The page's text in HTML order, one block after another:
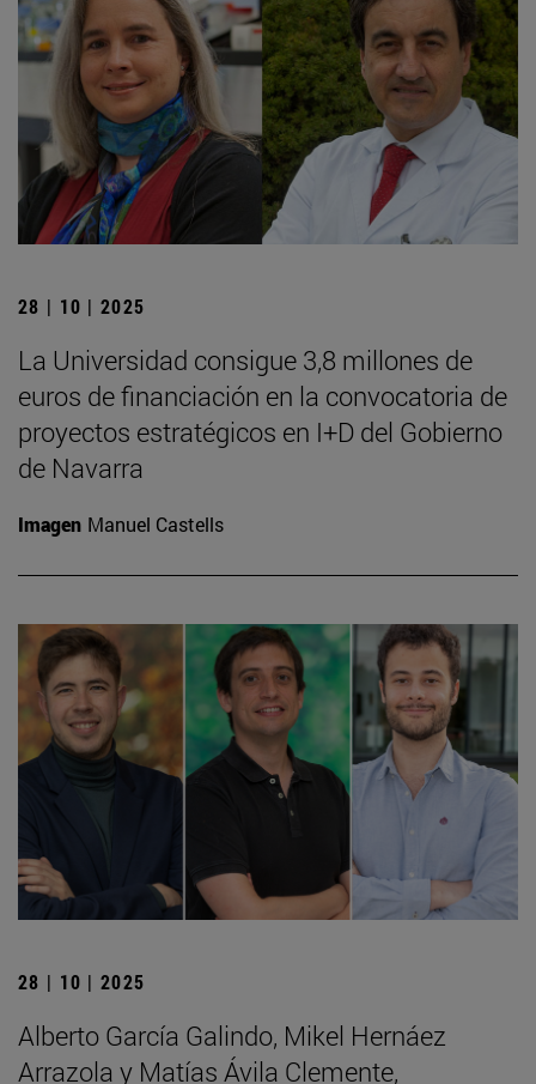
28 | 10 | 2025
La Universidad consigue 3,8 millones de
euros de financiación en la convocatoria de
proyectos estratégicos en I+D del Gobierno
de Navarra
Imagen Manuel Castells
28 | 10 | 2025
Alberto García Galindo, Mikel Hernáez
Arrazola y Matías Ávila Clemente,